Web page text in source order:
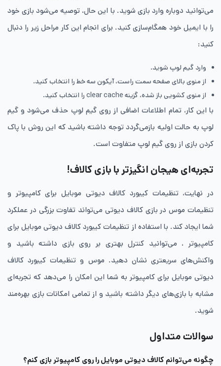
می‌توانید دوباره وارد بازی شوید. با این حال، توصیه می‌شود بازی خود
را با ایمیل خود همگام‌سازی کنید. برای انجام این کار مراحل زیر را دنبال
کنید:
وارد گیم لوپ شوید.
از منوی بالای صفحه سمت راست، آیکون سه خط را انتخاب کنید.
از منوی کشویی باز شده، گزینه clear cache را انتخاب کنید.
با این کار، تمام اطلاعات اضافی از روی گیم لوپ حذف می‌شود و گیم
لوپ به حالت اولیه بازمی‌گردد توجه داشته باشید که این روش با پاک
کردن بازی از روی گیم لوپ متفاوت است.
تجربه‌ای هیجان انگیزتر با بازی کالاف!
در نهایت، تنظیمات کیبورد کالاف دیوتی موبایل برای کامپیوتر و
تنظیمات موس در بازی کالاف دیوتی می‌تواند تفاوت بزرگی در عملکرد
شما ایجاد کند. با استفاده از تنظیمات کیبورد کالاف دیوتی موبایل برای
کامپیوتر ، می‌توانید کنترل بهتری بر روی بازی داشته باشید و
واکنش‌های سریعتری نشان دهید. موس و تنظیمات کیبورد کالاف
دیوتی موبایل برای کامپیوتر به شما این امکان را می‌دهد که تجربه‌ای
مشابه با بازی‌های دیگر داشته باشید و از تمامی امکانات بازی بهره‌مند
شوید.
سوالات متداول
چگونه می‌توانم کالاف دیوتی موبایل را روی کامپیوتر بازی کنم؟